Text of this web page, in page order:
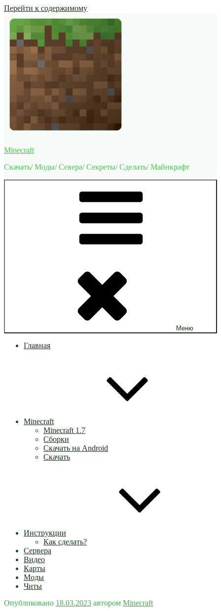
Перейти к содержимому
Minecraft
Скачать/ Моды/ Севера/ Секреты/ Сделать/ Майнкрафт
Меню
Главная
Minecraft
Minecraft 1.7
Сборки
Скачать на Android
Скачать
Инструкции
Как сделать?
Сервера
Видео
Карты
Моды
Читы
Опубликовано 18.03.2023 автором Minecraft